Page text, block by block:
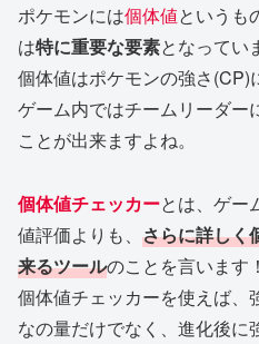
ポケモンには個体値というも
は特に重要な要素となってい
個体値はポケモンの強さ(CP)
ゲーム内ではチームリーダー
ことが出来ますよね。
個体値チェッカーとは、ゲー
値評価よりも、 さらに詳しく
来るツールのことを言います！
個体値チェッカーを使えば、
なの量だけでなく、進化後